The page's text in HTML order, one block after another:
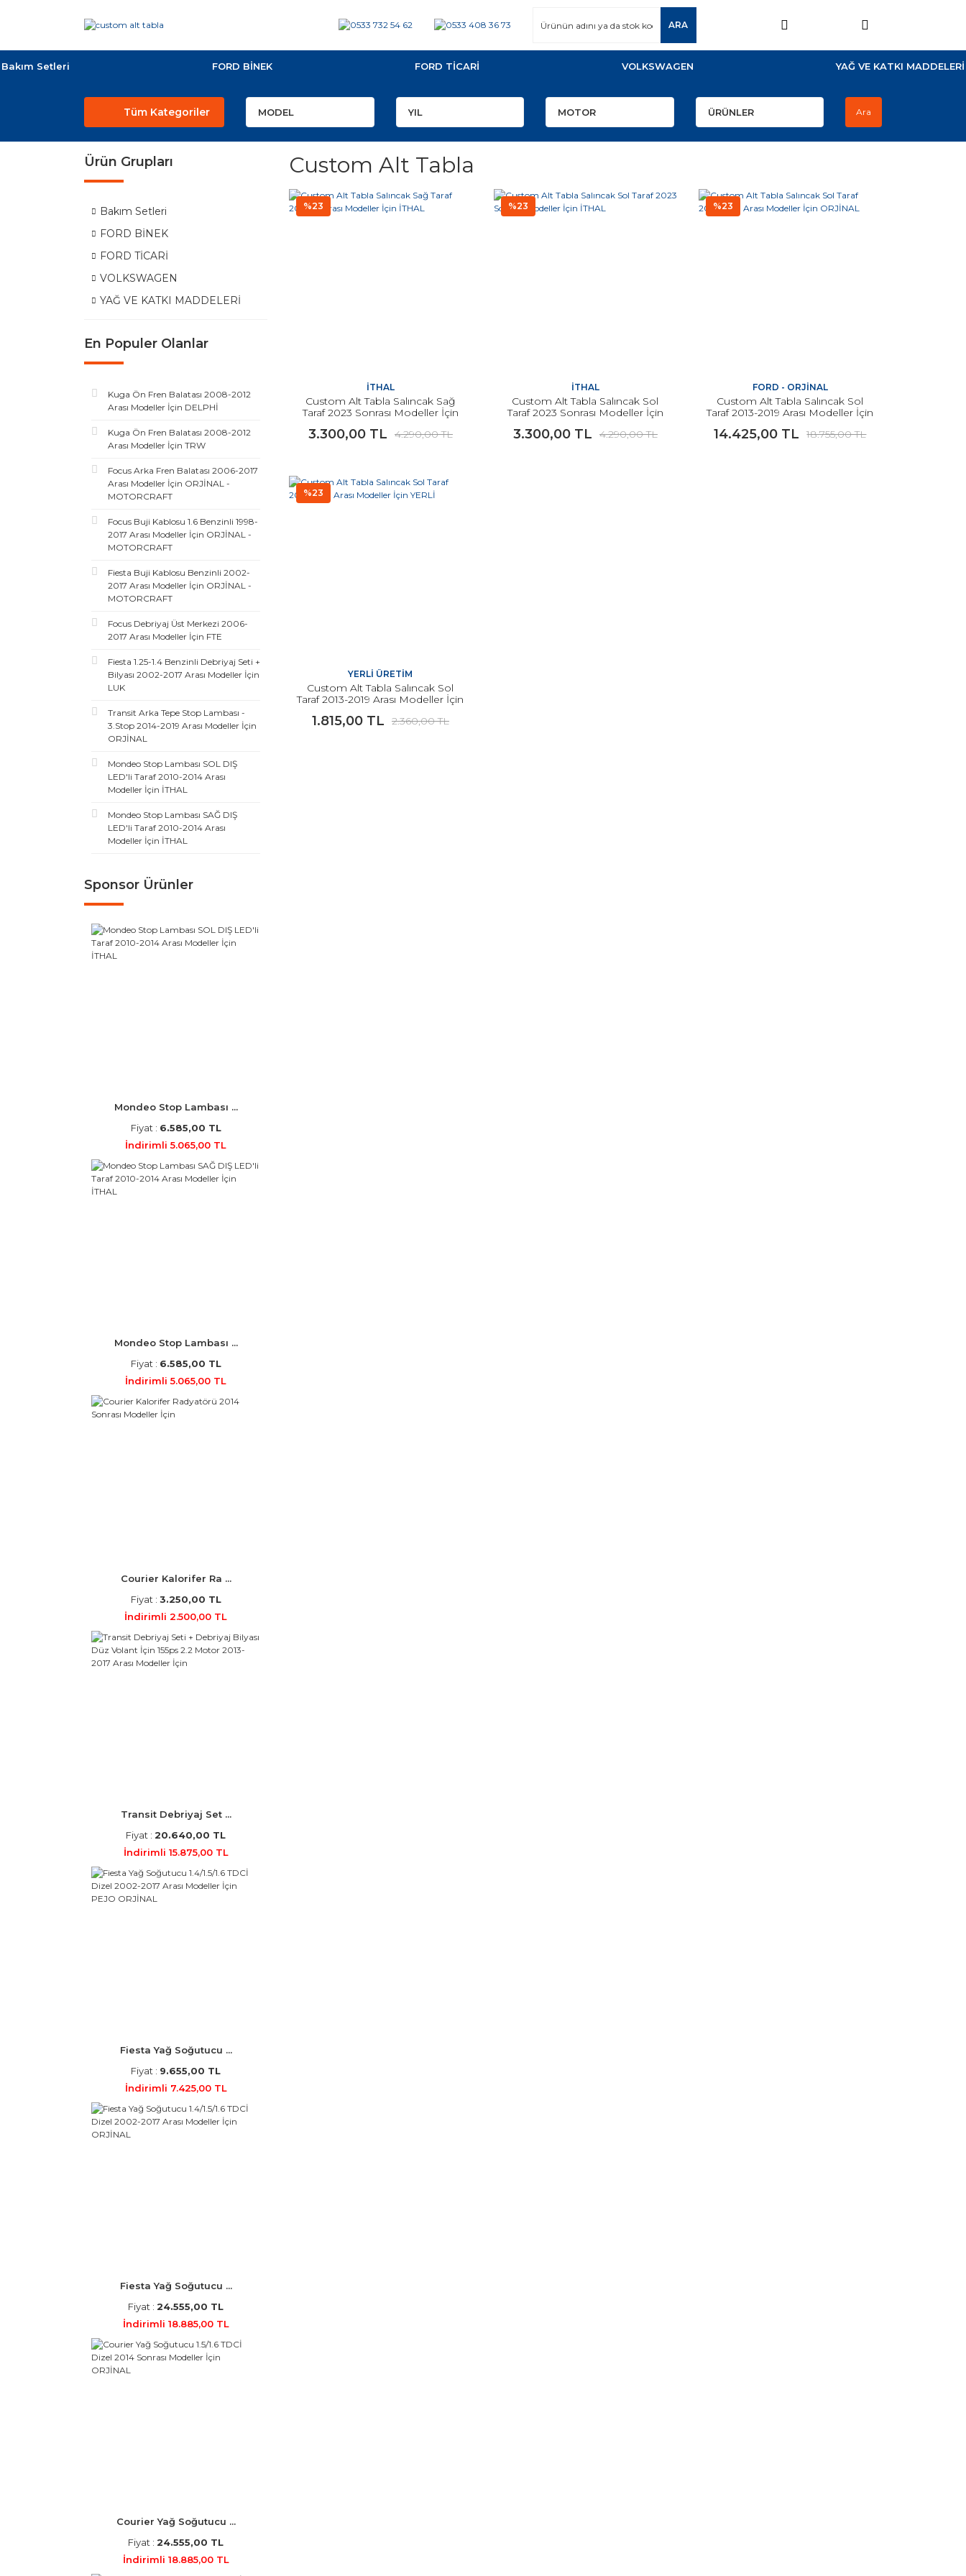
ARA
Bakım Setleri FORD BİNEK FORD TİCARİ VOLKSWAGEN YAĞ VE KATKI MADDELERİ
Tüm Kategoriler Ara
Ürün Grupları
Bakım Setleri
FORD BİNEK
FORD TİCARİ
VOLKSWAGEN
YAĞ VE KATKI MADDELERİ
En Populer Olanlar
Kuga Ön Fren Balatası 2008-2012
Arası Modeller İçin DELPHİ
Kuga Ön Fren Balatası 2008-2012
Arası Modeller İçin TRW
Focus Arka Fren Balatası 2006-2017
Arası Modeller İçin ORJİNAL -
MOTORCRAFT
Focus Buji Kablosu 1.6 Benzinli 1998-
2017 Arası Modeller İçin ORJİNAL -
MOTORCRAFT
Fiesta Buji Kablosu Benzinli 2002-
2017 Arası Modeller İçin ORJİNAL -
MOTORCRAFT
Focus Debriyaj Üst Merkezi 2006-
2017 Arası Modeller İçin FTE
Fiesta 1.25-1.4 Benzinli Debriyaj Seti +
Bilyası 2002-2017 Arası Modeller İçin
LUK
Transit Arka Tepe Stop Lambası -
3.Stop 2014-2019 Arası Modeller İçin
ORJİNAL
Mondeo Stop Lambası SOL DIŞ
LED'li Taraf 2010-2014 Arası
Modeller İçin İTHAL
Mondeo Stop Lambası SAĞ DIŞ
LED'li Taraf 2010-2014 Arası
Modeller İçin İTHAL
Sponsor Ürünler
Mondeo Stop Lambası ...
Fiyat : 6.585,00 TL
İndirimli 5.065,00 TL
Mondeo Stop Lambası ...
Fiyat : 6.585,00 TL
İndirimli 5.065,00 TL
Courier Kalorifer Ra ...
Fiyat : 3.250,00 TL
İndirimli 2.500,00 TL
Transit Debriyaj Set ...
Fiyat : 20.640,00 TL
İndirimli 15.875,00 TL
Fiesta Yağ Soğutucu ...
Fiyat : 9.655,00 TL
İndirimli 7.425,00 TL
Fiesta Yağ Soğutucu ...
Fiyat : 24.555,00 TL
İndirimli 18.885,00 TL
Courier Yağ Soğutucu ...
Fiyat : 24.555,00 TL
İndirimli 18.885,00 TL
Custom Alt Tabla
%23
İTHAL
Custom Alt Tabla Salıncak Sağ
Taraf 2023 Sonrası Modeller İçin
3.300,00 TL 4.290,00 TL
%23
İTHAL
Custom Alt Tabla Salıncak Sol
Taraf 2023 Sonrası Modeller İçin
3.300,00 TL 4.290,00 TL
%23
FORD - ORJİNAL
Custom Alt Tabla Salıncak Sol
Taraf 2013-2019 Arası Modeller İçin
14.425,00 TL 18.755,00 TL
%23
YERLİ ÜRETİM
Custom Alt Tabla Salıncak Sol
Taraf 2013-2019 Arası Modeller İçin
1.815,00 TL 2.360,00 TL